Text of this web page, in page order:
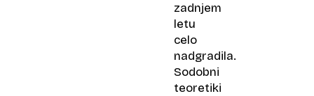
zadnjem
letu
celo
nadgradila.
Sodobni
teoretiki